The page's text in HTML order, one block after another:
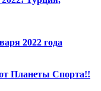
2022 года
Планеты Спорта!!